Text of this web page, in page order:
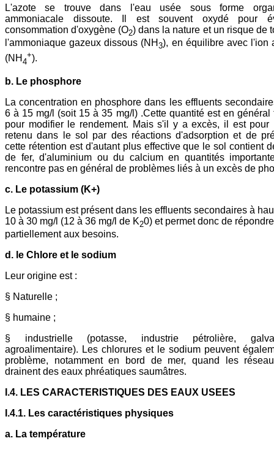
L'azote se trouve dans l'eau usée sous forme
ammoniacale dissoute. Il est souvent oxydé pour
consommation d'oxygène (O2) dans la nature et un risque de
l'ammoniaque gazeux dissous (NH3), en équilibre avec l'ion
(NH 4
+).
b. Le phosphore
La concentration en phosphore dans les effluents
6 à 15 mg/l (soit 15 à 35 mg/l) .Cette quantité est en général
pour modifier le rendement. Mais s'il y a excès, il est pour
retenu dans le sol par des réactions d'adsorption et de
cette rétention est d'autant plus effective que le sol contient
de fer, d'aluminium ou du calcium en quantités
rencontre pas en général de problèmes liés à un excès de
c. Le potassium (K+)
Le potassium est présent dans les effluents secondaires à
10 à 30 mg/l (12 à 36 mg/l de K20) et permet donc de répondre
partiellement aux besoins.
d. le Chlore et le sodium
Leur origine est :
§ Naturelle ;
§ humaine ;
§ industrielle (potasse, industrie pétrolière,
agroalimentaire). Les chlorures et le sodium peuvent
problème, notamment en bord de mer, quand les
drainent des eaux phréatiques saumâtres.
I.4. LES CARACTERISTIQUES DES EAUX USEES
I.4.1. Les caractéristiques physiques
a. La température